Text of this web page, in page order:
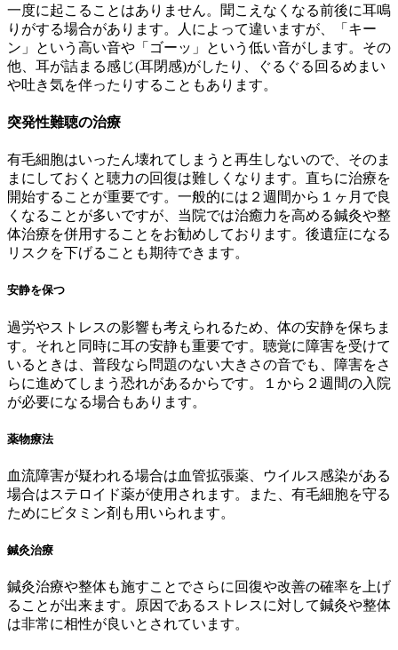
一度に起こることはありません。聞こえなくなる前後に耳鳴
りがする場合があります。人によって違いますが、「キー
ン」という高い音や「ゴーッ」という低い音がします。その
他、耳が詰まる感じ(耳閉感)がしたり、ぐるぐる回るめまい
や吐き気を伴ったりすることもあります。
突発性難聴の治療
有毛細胞はいったん壊れてしまうと再生しないので、そのま
まにしておくと聴力の回復は難しくなります。直ちに治療を
開始することが重要です。一般的には２週間から１ヶ月で良
くなることが多いですが、当院では治癒力を高める鍼灸や整
体治療を併用することをお勧めしております。後遺症になる
リスクを下げることも期待できます。
安静を保つ
過労やストレスの影響も考えられるため、体の安静を保ちま
す。それと同時に耳の安静も重要です。聴覚に障害を受けて
いるときは、普段なら問題のない大きさの音でも、障害をさ
らに進めてしまう恐れがあるからです。１から２週間の入院
が必要になる場合もあります。
薬物療法
血流障害が疑われる場合は血管拡張薬、ウイルス感染がある
場合はステロイド薬が使用されます。また、有毛細胞を守る
ためにビタミン剤も用いられます。
鍼灸治療
鍼灸治療や整体も施すことでさらに回復や改善の確率を上げ
ることが出来ます。原因であるストレスに対して鍼灸や整体
は非常に相性が良いとされています。